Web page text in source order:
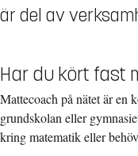
är del av
Har du kört fast
Mattecoach på nätet är en
grundskolan eller
kring matematik eller